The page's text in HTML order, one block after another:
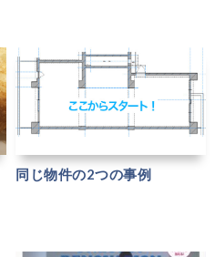
同じ物件の2つの事例